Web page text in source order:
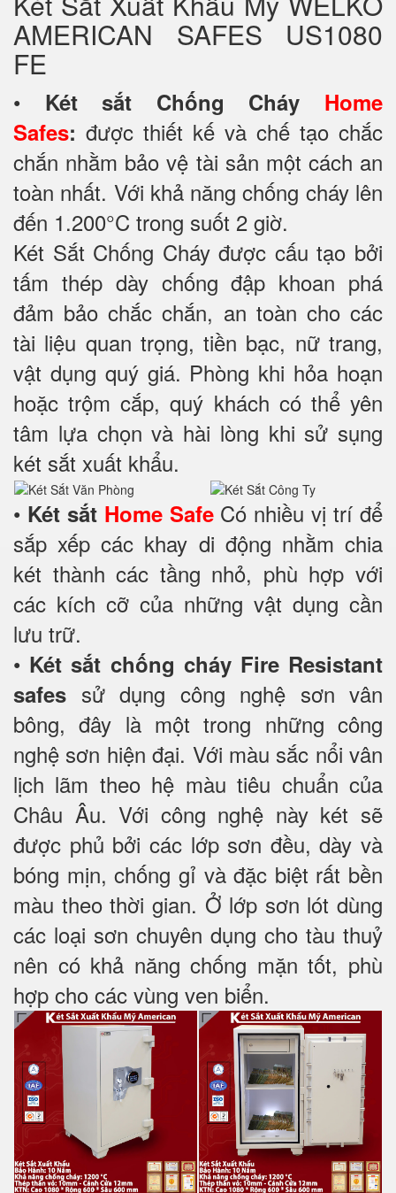
AMERICAN SAFES US1080
FE
• Két sắt Chống Cháy Home
Safes: được thiết kế và chế tạo chắc
chắn nhằm bảo vệ tài sản một cách an
toàn nhất. Với khả năng chống cháy lên
đến 1.200°C trong suốt 2 giờ.
Két Sắt Chống Cháy được cấu tạo bởi
tấm thép dày chống đập khoan phá
đảm bảo chắc chắn, an toàn cho các
tài liệu quan trọng, tiền bạc, nữ trang,
vật dụng quý giá. Phòng khi hỏa hoạn
hoặc trộm cắp, quý khách có thể yên
tâm lựa chọn và hài lòng khi sử sụng
két sắt xuất khẩu.
• Két sắt Home SafeCó nhiều vị trí để
sắp xếp các khay di động nhằm chia
két thành các tầng nhỏ, phù hợp với
các kích cỡ của những vật dụng cần
lưu trữ.
• Két sắt chống cháy Fire Resistant
safes sử dụng công nghệ sơn vân
bông, đây là một trong những công
nghệ sơn hiện đại. Với màu sắc nổi vân
lịch lãm theo hệ màu tiêu chuẩn của
Châu Âu. Với công nghệ này két sẽ
được phủ bởi các lớp sơn đều, dày và
bóng mịn, chống gỉ và đặc biệt rất bền
màu theo thời gian. Ở lớp sơn lót dùng
các loại sơn chuyên dụng cho tàu thuỷ
nên có khả năng chống mặn tốt, phù
hợp cho các vùng ven biển.